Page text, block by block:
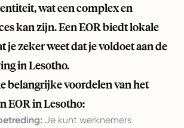
wat een complex en
kan zijn. Een EOR biedt lokale
je zeker weet dat je voldoet aan de
in Lesotho.
belangrijke voordelen van het
EOR in Lesotho:
Je kunt werknemers